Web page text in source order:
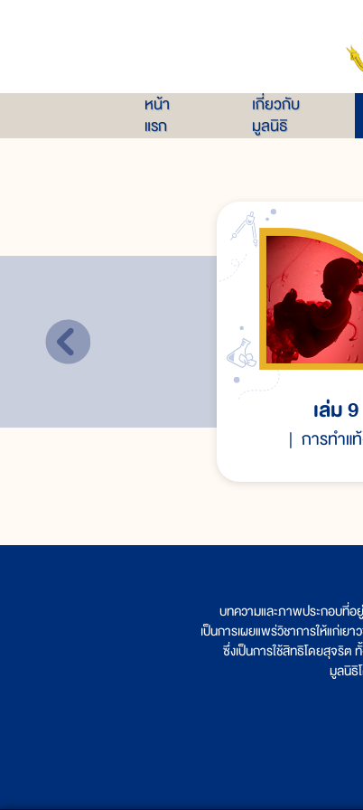
หน้า
แรก
เกี่ยวกับ
มูลนิธิ
เล่ม 9
การทำแ
ความหมายของการทำแท้ง
สาเหตุของการทำแท้งผิดกฎหมาย
อันตรายจากการแท้ง
ทางเลือกของผู้ตั้งครรภ์ที่ไม่ต้องการบุตร
บทความและภาพประกอบที่อ
เป็นการเผยแพร่วิชาการให้แก่เย
ซึ่งเป็นการใช้สิทธิโดยสุจริต
มูลนิธิ